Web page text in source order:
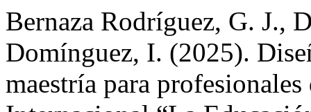
Bernaza Rodríguez, G. J.,
Domínguez, I. (2025).
maestría para